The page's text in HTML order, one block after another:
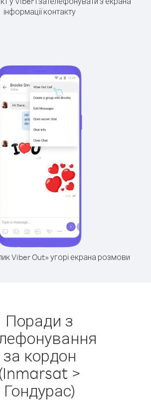
інформації контакту
Viber Out» угорі екрана розмови
Поради з
за кордон
>
Гондурас)